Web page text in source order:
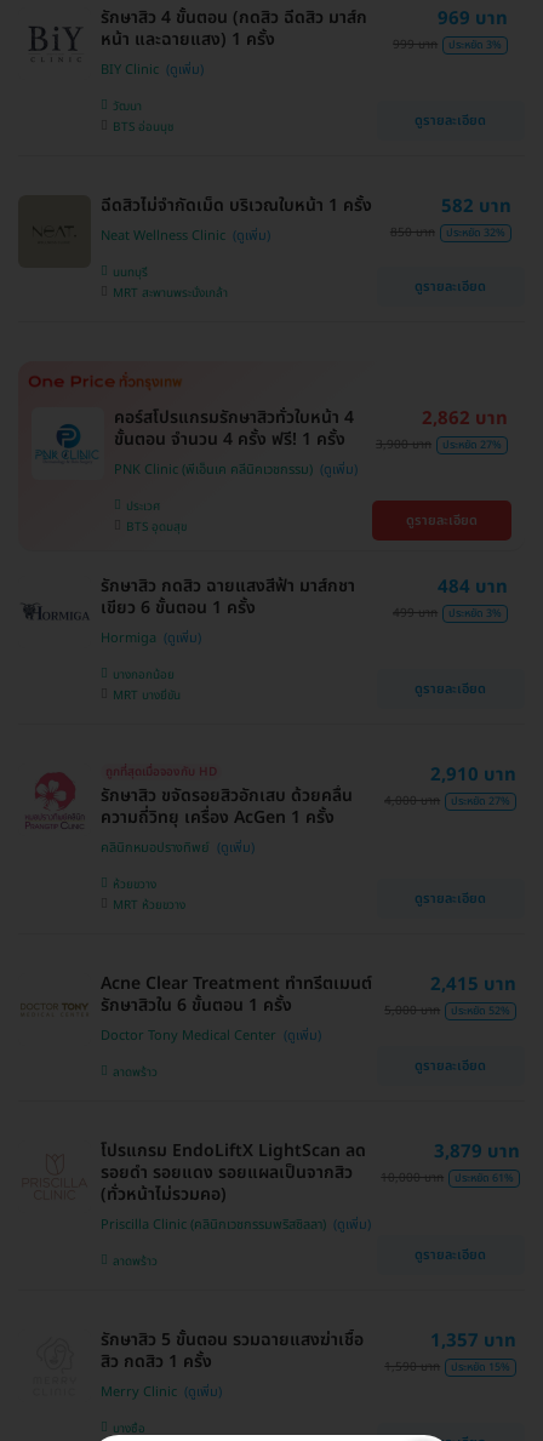
รักษาสิว 4 ขั้นตอน (กดสิว ฉีดสิว มาส์ก
หน้า และฉายแสง) 1 ครั้ง
BIY Clinic
วัฒนา
BTS อ่อนนุช
969 บาท
999 บาท ประหยัด 3%
ดูรายละเอียด
ฉีดสิวไม่จำกัดเม็ด บริเวณใบหน้า 1 ครั้ง
Neat Wellness Clinic
นนทบุรี
MRT สะพานพระนั่งเกล้า
582 บาท
850 บาท ประหยัด 32%
ดูรายละเอียด
คอร์สโปรแกรมรักษาสิวทั่วใบหน้า 4
ขั้นตอน จำนวน 4 ครั้ง ฟรี! 1 ครั้ง
PNK Clinic (พีเอ็นเค คลีนิคเวชกรรม)
ประเวศ
BTS อุดมสุข
2,862 บาท
3,900 บาท ประหยัด 27%
ดูรายละเอียด
รักษาสิว กดสิว ฉายแสงสีฟ้า มาส์กชา
เขียว 6 ขั้นตอน 1 ครั้ง
Hormiga
บางกอกน้อย
MRT บางยี่ขัน
484 บาท
499 บาท ประหยัด 3%
ดูรายละเอียด
ถูกที่สุดเมื่อจองกับ HD
รักษาสิว ขจัดรอยสิวอักเสบ ด้วยคลื่น
ความถี่วิทยุ เครื่อง AcGen 1 ครั้ง
คลินิกหมอปรางทิพย์
ห้วยขวาง
MRT ห้วยขวาง
2,910 บาท
4,000 บาท ประหยัด 27%
ดูรายละเอียด
Acne Clear Treatment ทำทรีตเมนต์
รักษาสิวใน 6 ขั้นตอน 1 ครั้ง
Doctor Tony Medical Center
ลาดพร้าว
2,415 บาท
5,000 บาท ประหยัด 52%
ดูรายละเอียด
โปรแกรม EndoLiftX LightScan ลด
รอยดำ รอยแดง รอยแผลเป็นจากสิว
(ทั่วหน้าไม่รวมคอ)
Priscilla Clinic (คลินิกเวชกรรมพริสซิลลา)
ลาดพร้าว
3,879 บาท
10,000 บาท ประหยัด 61%
ดูรายละเอียด
รักษาสิว 5 ขั้นตอน รวมฉายแสงฆ่าเชื้อ
สิว กดสิว 1 ครั้ง
Merry Clinic
บางซื่อ
1,357 บาท
1,590 บาท ประหยัด 15%